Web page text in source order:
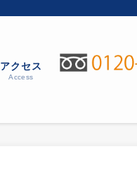
アクセス
Access